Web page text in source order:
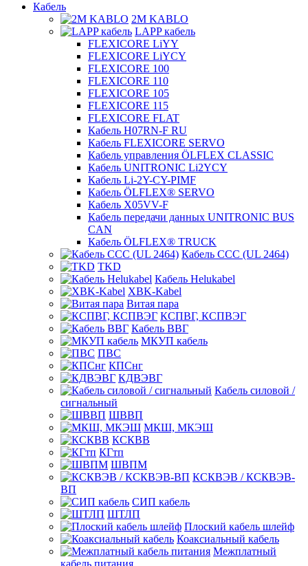
Кабель
2M KABLO
LAPP кабель
FLEXICORE LiYY
FLEXICORE LiYCY
FLEXICORE 100
FLEXICORE 110
FLEXICORE 105
FLEXICORE 115
FLEXICORE FLAT
Кабель H07RN-F RU
Кабель FLEXICORE SERVO
Кабель управления ÖLFLEX CLASSIC
Кабель UNITRONIC Li2YCY
Кабель Li-2Y-CY-PIMF
Кабель ÖLFLEX® SERVO
Кабель X05VV-F
Кабель передачи данных UNITRONIC BUS
CAN
Кабель ÖLFLEX® TRUCK
Кабель CCC (UL 2464)
TKD
Кабель Helukabel
XBK-Kabel
Витая пара
КСПВГ, КСПВЭГ
Кабель ВВГ
МКУП кабель
ПВС
КПСнг
КДВЭВГ
Кабель силовой /
сигнальный
ШВВП
МКШ, МКЭШ
КСКВВ
КГтп
ШВПМ
КСКВЭВ / КСКВЭВ-
ВП
СИП кабель
ШТЛП
Плоский кабель шлейф
Коаксиальный кабель
Межплатный
кабель питания